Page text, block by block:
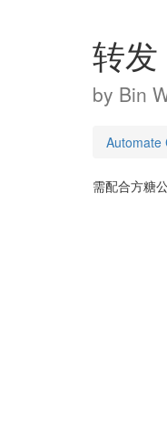
转
by Bin
Automate
需配合方糖